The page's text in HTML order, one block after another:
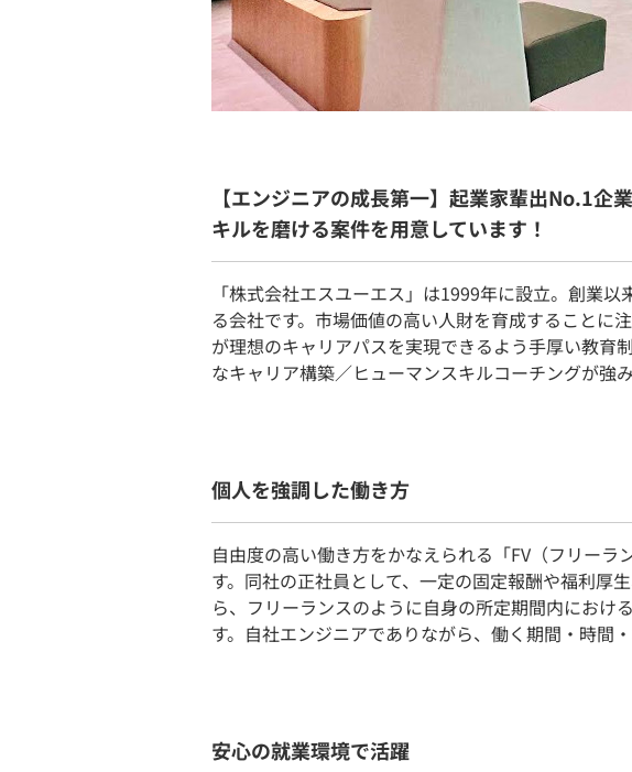
【エンジニアの成長第一】起業家輩出No.1企
キルを磨ける案件を用意しています！
「株式会社エスユーエス」は1999年に設立。創業
る会社です。市場価値の高い人財を育成することに
が理想のキャリアパスを実現できるよう手厚い教育
なキャリア構築／ヒューマンスキルコーチングが強み
個人を強調した働き方
自由度の高い働き方をかなえられる「FV（フリーラ
す。同社の正社員として、一定の固定報酬や福利厚
ら、フリーランスのように自身の所定期間内におけ
す。自社エンジニアでありながら、働く期間・時間・
安心の就業環境で活躍